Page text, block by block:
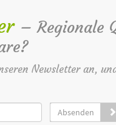
– Regionale
Newsletter an,
Absenden